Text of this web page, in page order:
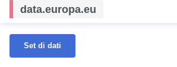
data.europa.eu
Set di dati